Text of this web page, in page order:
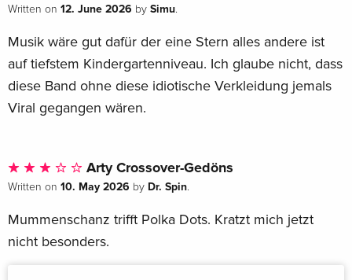
Written on 12. June 2026 by Simu.
Musik wäre gut dafür der eine Stern alles andere ist
auf tiefstem Kindergartenniveau. Ich glaube nicht, dass
diese Band ohne diese idiotische Verkleidung jemals
Viral gegangen wären.
Arty Crossover-Gedöns
Written on 10. May 2026 by Dr. Spin.
Mummenschanz trifft Polka Dots. Kratzt mich jetzt
nicht besonders.